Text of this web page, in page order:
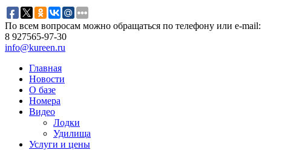
По всем вопросам можно обращаться по телефону или e-mail:
8 927565-97-30
info@kureen.ru
Главная
Новости
О базе
Номера
Видео
Лодки
Удилища
Услуги и цены